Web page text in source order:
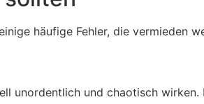
häufige Fehler, die vermieden
unordentlich und chaotisch